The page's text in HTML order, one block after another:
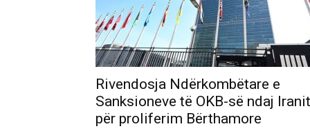
Rivendosja Ndërkombëtare e
Sanksioneve të OKB-së ndaj Iranit
për proliferim Bërthamore